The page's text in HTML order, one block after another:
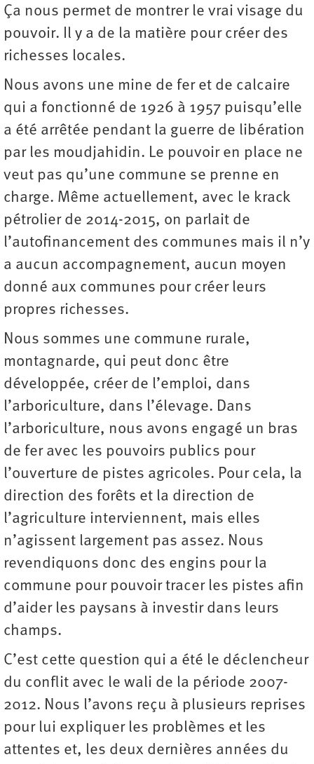
Ça nous permet de montrer le vrai visage du
pouvoir. Il y a de la matière pour créer des
richesses locales.
Nous avons une mine de fer et de calcaire
qui a fonctionné de 1926 à 1957 puisqu’elle
a été arrêtée pendant la guerre de libération
par les moudjahidin. Le pouvoir en place ne
veut pas qu’une commune se prenne en
charge. Même actuellement, avec le krack
pétrolier de 2014-2015, on parlait de
l’autofinancement des communes mais il n’y
a aucun accompagnement, aucun moyen
donné aux communes pour créer leurs
propres richesses.
Nous sommes une commune rurale,
montagnarde, qui peut donc être
développée, créer de l’emploi, dans
l’arboriculture, dans l’élevage. Dans
l’arboriculture, nous avons engagé un bras
de fer avec les pouvoirs publics pour
l’ouverture de pistes agricoles. Pour cela, la
direction des forêts et la direction de
l’agriculture interviennent, mais elles
n’agissent largement pas assez. Nous
revendiquons donc des engins pour la
commune pour pouvoir tracer les pistes afin
d’aider les paysans à investir dans leurs
champs.
C’est cette question qui a été le déclencheur
du conflit avec le wali de la période 2007-
2012. Nous l’avons reçu à plusieurs reprises
pour lui expliquer les problèmes et les
attentes et, les deux dernières années du